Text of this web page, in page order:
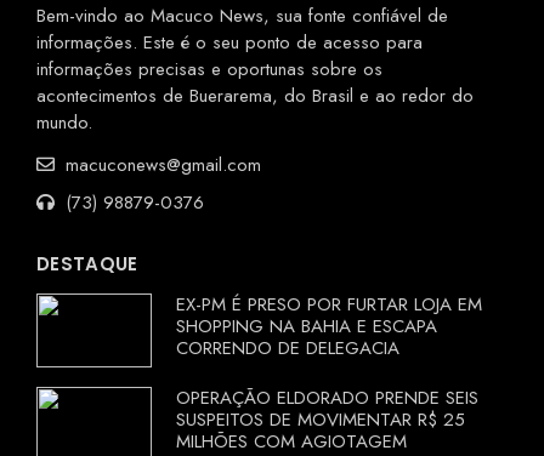
Bem-vindo ao Macuco News, sua fonte confiável de
informações. Este é o seu ponto de acesso para
informações precisas e oportunas sobre os
acontecimentos de Buerarema, do Brasil e ao redor do
mundo.
macuconews@gmail.com
(73) 98879-0376
DESTAQUE
EX-PM É PRESO POR FURTAR LOJA EM
SHOPPING NA BAHIA E ESCAPA
CORRENDO DE DELEGACIA
OPERAÇÃO ELDORADO PRENDE SEIS
SUSPEITOS DE MOVIMENTAR R$ 25
MILHÕES COM AGIOTAGEM